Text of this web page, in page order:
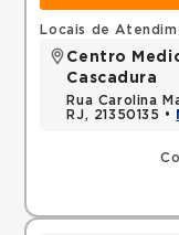
Locais de
Centro
Cascadura
Rua Carolina
RJ, 21350135 •